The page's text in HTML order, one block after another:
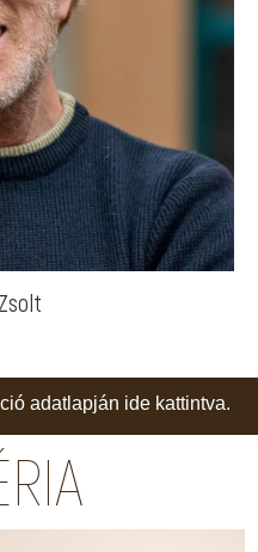
adatlapján ide kattintva.